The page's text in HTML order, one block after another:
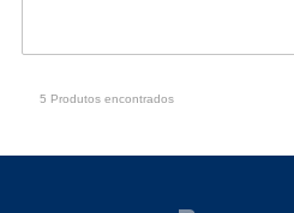
5 Produtos encontrados